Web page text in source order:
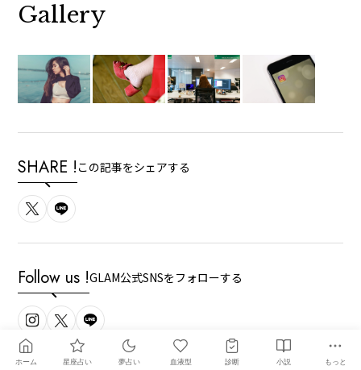
Gallery
SHARE ! この記事をシェアする
Follow us !GLAM公式SNSをフォローする
ホーム 星座占い 夢占い 血液型 診断 小説 もっと